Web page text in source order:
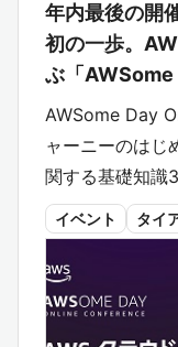
年内最後の開
初の一歩。
ぶ「AWSome
AWSome Day
ャーニーのはじ
関する基礎知識
イベント タイ